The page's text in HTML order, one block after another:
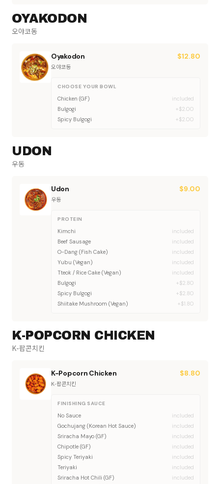
OYAKODON
오야코동
Oyakodon
오야코동
$12.80
CHOOSE YOUR BOWL
Chicken (GF)
included
Bulgogi
+$2.00
Spicy Bulgogi
+$2.00
UDON
우동
Udon
우동
$9.00
PROTEIN
Kimchi
included
Beef Sausage
included
O-Dang (Fish Cake)
included
Yubu (Vegan)
included
Tteok / Rice Cake (Vegan)
included
Bulgogi
+$2.80
Spicy Bulgogi
+$2.80
Shiitake Mushroom (Vegan)
+$1.80
K-POPCORN CHICKEN
K-팝콘치킨
K-Popcorn Chicken
K-팝콘치킨
$8.80
FINISHING SAUCE
No Sauce
included
Gochujang (Korean Hot Sauce)
included
Sriracha Mayo (GF)
included
Chipotle (GF)
included
Spicy Teriyaki
included
Teriyaki
included
Sriracha Hot Chili (GF)
included